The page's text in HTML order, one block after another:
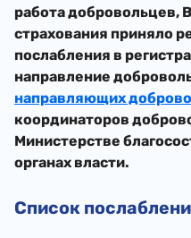
работа добровольцев,
страхования приняло
послабления в
направление
направляющих
координаторов
Министерстве
органах власти.
Список